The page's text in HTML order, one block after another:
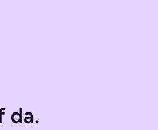
da.